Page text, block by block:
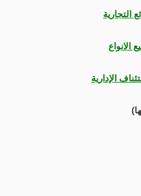
التجارية
الانواع
الإدارية